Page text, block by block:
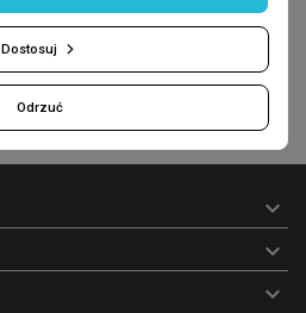



Odrzuć
Dostosuj